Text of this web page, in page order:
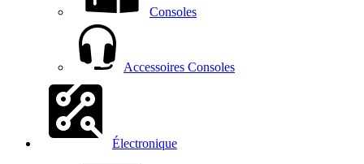
Consoles
Accessoires Consoles
Électronique